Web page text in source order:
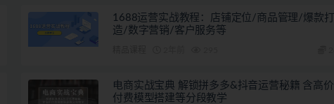
1688运营实战教程：店铺定位/商品管理/爆款打
造/数字营销/客户服务等
电商实战宝典 解锁拼多多&抖音运营秘籍 含高价
付费模型搭建等分段教学